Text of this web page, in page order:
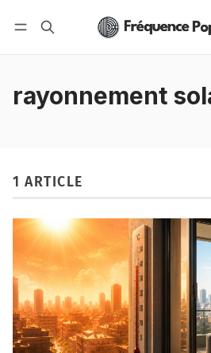
Nous
rayonnement
1 ARTICLE